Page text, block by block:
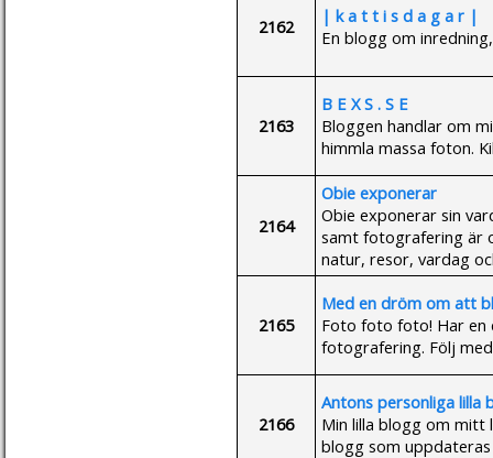
2162
| k a t t i s d a g a r |
En blogg om
2163
B E X S . S E
Bloggen handlar om
himmla massa foton.
2164
Obie exponerar
Obie exponerar sin
samt fotografering är
natur, resor, vardag
2165
Med en dröm om att
Foto foto foto! Har
fotografering. Följ
2166
Antons personliga lilla
Min lilla blogg om mitt
blogg som